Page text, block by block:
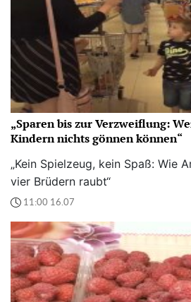
„Sparen bis zur Verzweiflung:
Kindern nichts gönnen können“
„Kein Spielzeug, kein Spaß: Wie
vier Brüdern raubt“
11:00 16.07